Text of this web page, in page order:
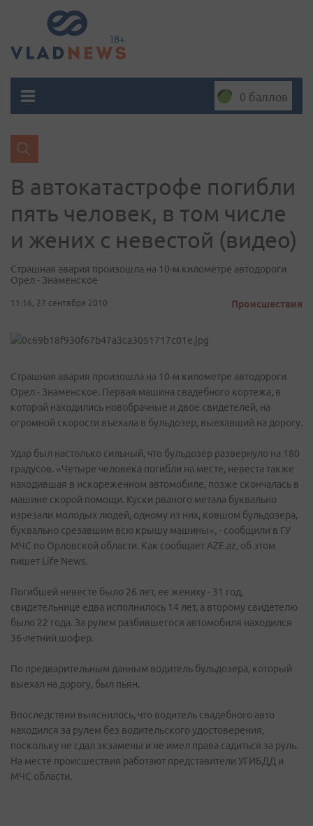
0 баллов
В автокатастрофе погибли
пять человек, в том числе
и жених с невестой (видео)
Страшная авария произошла на 10-м километре автодороги
Орел - Знаменское
11:16, 27 сентября 2010 Происшествия
Страшная авария произошла на 10-м километре автодороги
Орел - Знаменское. Первая машина свадебного кортежа, в
которой находились новобрачные и двое свидетелей, на
огромной скорости въехала в бульдозер, выехавший на дорогу.
Удар был настолько сильный, что бульдозер развернуло на 180
градусов. «Четыре человека погибли на месте, невеста также
находившая в искореженном автомобиле, позже скончалась в
машине скорой помощи. Куски рваного метала буквально
изрезали молодых людей, одному из них, ковшом бульдозера,
буквально срезавшим всю крышу машины», - сообщили в ГУ
МЧС по Орловской области. Как сообщает AZE.az, об этом
пишет Life News.
Погибшей невесте было 26 лет, ее жениху - 31 год,
свидетельнице едва исполнилось 14 лет, а второму свидетелю
было 22 года. За рулем разбившегося автомобиля находился
36-летний шофер.
По предварительным данным водитель бульдозера, который
выехал на дорогу, был пьян.
Впоследствии выяснилось, что водитель свадебного авто
находился за рулем без водительского удостоверения,
поскольку не сдал экзамены и не имел права садиться за руль.
На месте происшествия работают представители УГИБДД и
МЧС области.